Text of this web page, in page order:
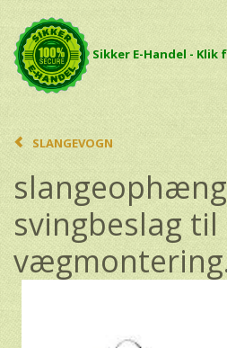
Sikker E-Handel -
SLANGEVOGN
svingbeslag til